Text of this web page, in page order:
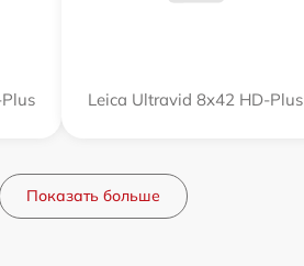
Leica Ultravid 8x42 HD-Plus
Показать больше